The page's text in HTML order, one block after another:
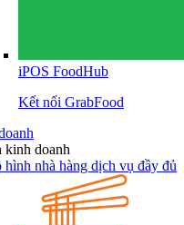
iPOS FoodHub
Kết nối GrabFood
kinh doanh
hình nhà hàng dịch vụ đầy đủ